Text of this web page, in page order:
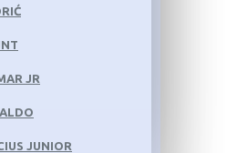
JR
JUNIOR